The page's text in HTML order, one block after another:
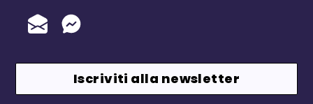
Invia un'Email
Messenger
Iscriviti alla newsletter